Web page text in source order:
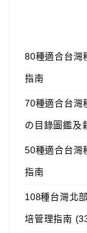
80種適合台灣
指南
70種適合台灣
の目錄圖鑑及
50種適合台灣
指南
108種台灣北
培管理指南